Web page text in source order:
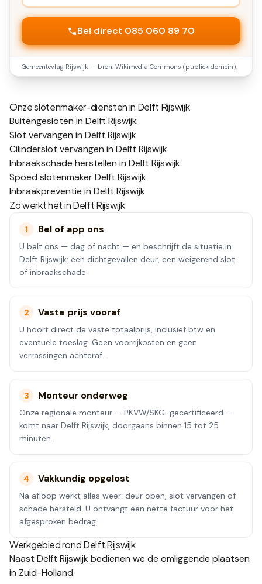
Bel direct 085 060 89 70
Gemeentevlag Rijswijk — bron: Wikimedia Commons (publiek domein).
Onze slotenmaker-diensten in Delft Rijswijk
Buitengesloten in Delft Rijswijk
Slot vervangen in Delft Rijswijk
Cilinderslot vervangen in Delft Rijswijk
Inbraakschade herstellen in Delft Rijswijk
Spoed slotenmaker Delft Rijswijk
Inbraakpreventie in Delft Rijswijk
Zo werkt het inDelft Rijswijk
1 Bel of app ons
U belt ons — dag of nacht — en beschrijft de situatie in
Delft Rijswijk: een dichtgevallen deur, een weigerend slot
of inbraakschade.
2 Vaste prijs vooraf
U hoort direct de vaste totaalprijs, inclusief btw en
eventuele toeslag. Geen voorrijkosten en geen
verrassingen achteraf.
3 Monteur onderweg
Onze regionale monteur — PKVW/SKG-gecertificeerd —
komt naar Delft Rijswijk, doorgaans binnen 15 tot 25
minuten.
4 Vakkundig opgelost
Na afloop werkt alles weer: deur open, slot vervangen of
schade hersteld. U ontvangt een nette factuur voor het
afgesproken bedrag.
Werkgebied rondDelft Rijswijk
Naast Delft Rijswijk bedienen we de omliggende plaatsen
in Zuid-Holland.